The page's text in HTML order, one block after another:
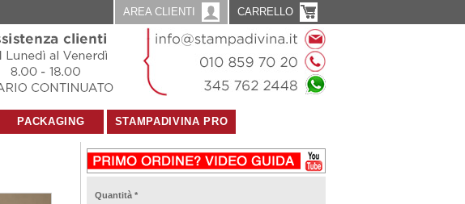
AREA CLIENTI CARRELLO
PACKAGING STAMPADIVINA PRO
Quantità *